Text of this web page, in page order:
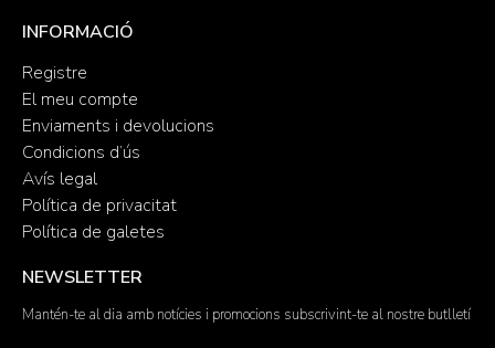
INFORMACIÓ
Registre
El meu compte
Enviaments i devolucions
Condicions d’ús
Avís legal
Política de privacitat
Política de galetes
NEWSLETTER
Mantén-te al dia amb notícies i promocions subscrivint-te al nostre butlletí